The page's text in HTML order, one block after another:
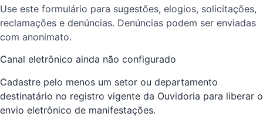
Use este formulário para sugestões, elogios, solicitações,
reclamações e denúncias. Denúncias podem ser enviadas
com anonimato.
Canal eletrônico ainda não configurado
Cadastre pelo menos um setor ou departamento
destinatário no registro vigente da Ouvidoria para liberar o
envio eletrônico de manifestações.